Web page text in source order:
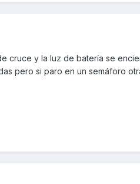
cruce y la luz de batería se
pero si paro en un semáforo